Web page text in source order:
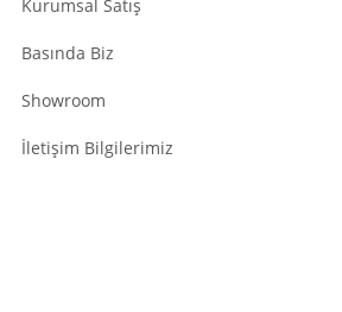
Kurumsal Satış
Basında Biz
Showroom
İletişim Bilgilerimiz